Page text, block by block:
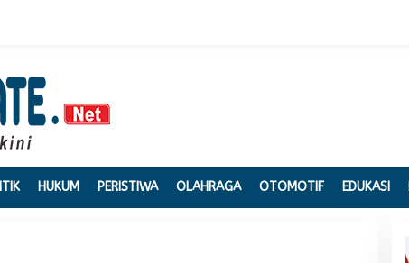
HUKUM PERISTIWA OLAHRAGA OTOMOTIF EDUKASI